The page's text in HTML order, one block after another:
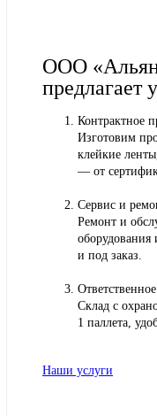
ООО
предлагает
Контрактное
Изготовим
клейкие
— от
Сервис и
Ремонт и
оборудования
и под заказ.
Склад с
1 паллета,
Наши услуги